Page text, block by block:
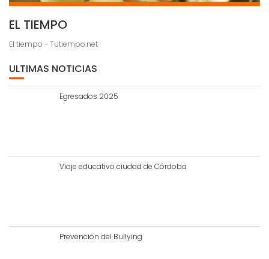
EL TIEMPO
El tiempo - Tutiempo.net
ULTIMAS NOTICIAS
Egresados 2025
Viaje educativo ciudad de Córdoba
Prevención del Bullying